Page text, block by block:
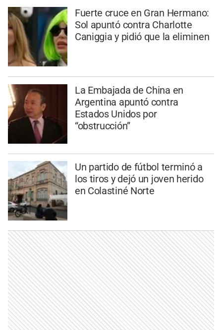
Fuerte cruce en Gran Hermano:
Sol apuntó contra Charlotte
Caniggia y pidió que la eliminen
La Embajada de China en
Argentina apuntó contra
Estados Unidos por
“obstrucción”
Un partido de fútbol terminó a
los tiros y dejó un joven herido
en Colastiné Norte